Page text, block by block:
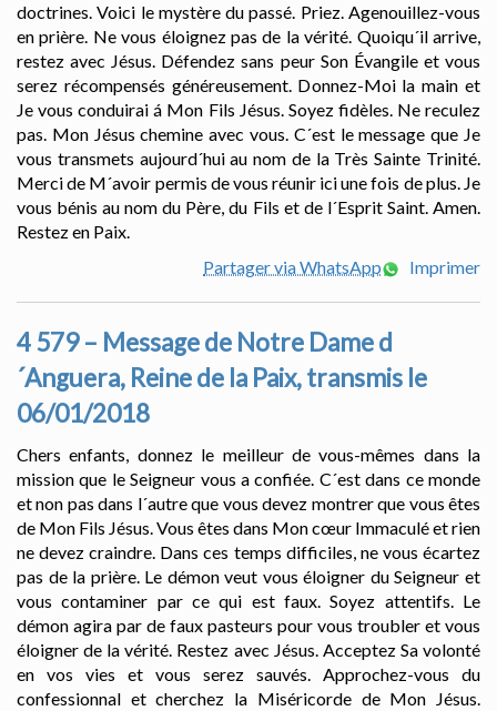
doctrines. Voici le mystère du passé. Priez. Agenouillez-vous
en prière. Ne vous éloignez pas de la vérité. Quoiqu´il arrive,
restez avec Jésus. Défendez sans peur Son Évangile et vous
serez récompensés généreusement. Donnez-Moi la main et
Je vous conduirai á Mon Fils Jésus. Soyez fidèles. Ne reculez
pas. Mon Jésus chemine avec vous. C´est le message que Je
vous transmets aujourd´hui au nom de la Très Sainte Trinité.
Merci de M´avoir permis de vous réunir ici une fois de plus. Je
vous bénis au nom du Père, du Fils et de l´Esprit Saint. Amen.
Restez en Paix.
Partager via WhatsApp
Imprimer
4 579 – Message de Notre Dame d
´Anguera, Reine de la Paix, transmis le
06/01/2018
Chers enfants, donnez le meilleur de vous-mêmes dans la
mission que le Seigneur vous a confiée. C´est dans ce monde
et non pas dans l´autre que vous devez montrer que vous êtes
de Mon Fils Jésus. Vous êtes dans Mon cœur Immaculé et rien
ne devez craindre. Dans ces temps difficiles, ne vous écartez
pas de la prière. Le démon veut vous éloigner du Seigneur et
vous contaminer par ce qui est faux. Soyez attentifs. Le
démon agira par de faux pasteurs pour vous troubler et vous
éloigner de la vérité. Restez avec Jésus. Acceptez Sa volonté
en vos vies et vous serez sauvés. Approchez-vous du
confessionnal et cherchez la Miséricorde de Mon Jésus.